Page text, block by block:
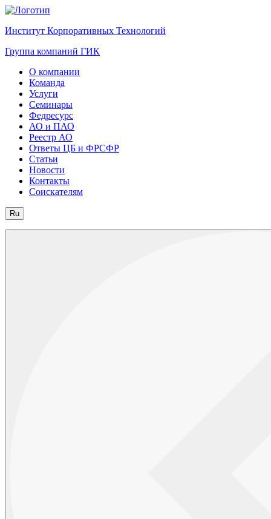
Институт Корпоративных Технологий
Группа компаний ГИК
О компании
Команда
Услуги
Семинары
Федресурс
АО и ПАО
Реестр АО
Ответы ЦБ и ФРСФР
Статьи
Новости
Контакты
Соискателям
Ru